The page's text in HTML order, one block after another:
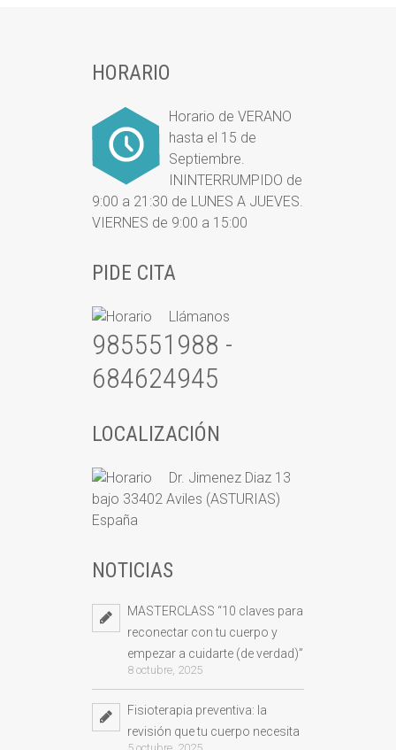
HORARIO
Horario de VERANO
hasta el 15 de
Septiembre.
ININTERRUMPIDO de
9:00 a 21:30 de LUNES A JUEVES.
VIERNES de 9:00 a 15:00
PIDE CITA
Llámanos
985551988 -
684624945
LOCALIZACIÓN
Dr. Jimenez Diaz 13
bajo 33402 Aviles (ASTURIAS)
España
NOTICIAS
MASTERCLASS “10 claves para
reconectar con tu cuerpo y
empezar a cuidarte (de verdad)”
8 octubre, 2025
Fisioterapia preventiva: la
revisión que tu cuerpo necesita